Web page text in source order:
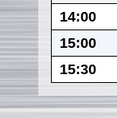
14:00
15:00
15:30